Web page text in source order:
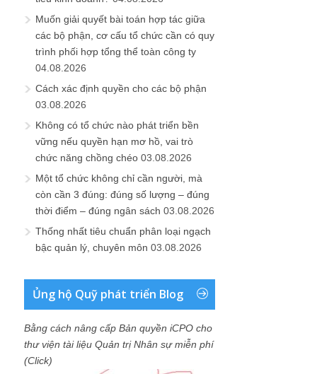
Muốn giải quyết bài toán hợp tác giữa
các bộ phận, cơ cấu tổ chức cần có quy
trình phối hợp tổng thể toàn công ty
04.08.2026
Cách xác định quyền cho các bộ phận
03.08.2026
Không có tổ chức nào phát triển bền
vững nếu quyền hạn mơ hồ, vai trò
chức năng chồng chéo 03.08.2026
Một tổ chức không chỉ cần người, mà
còn cần 3 đúng: đúng số lượng – đúng
thời điểm – đúng ngân sách 03.08.2026
Thống nhất tiêu chuẩn phân loại ngạch
bậc quản lý, chuyên môn 03.08.2026
Ủng hộ Quỹ phát triển Blog
Bằng cách nâng cấp Bản quyền iCPO cho
thư viện tài liệu Quản trị Nhân sự miễn phí
(Click)